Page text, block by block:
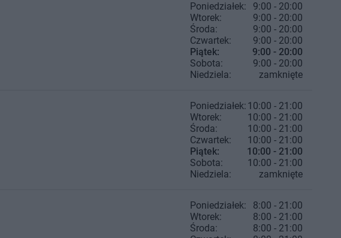
Poniedziałek:
9:00 - 20:00
Wtorek:
9:00 - 20:00
Środa:
9:00 - 20:00
Czwartek:
9:00 - 20:00
Piątek:
9:00 - 20:00
Sobota:
9:00 - 20:00
Niedziela:
zamknięte
Poniedziałek: 10:00 - 21:00
Wtorek:
10:00 - 21:00
Środa:
10:00 - 21:00
Czwartek:
10:00 - 21:00
Piątek:
10:00 - 21:00
Sobota:
10:00 - 21:00
Niedziela:
zamknięte
Poniedziałek:
8:00 - 21:00
Wtorek:
8:00 - 21:00
Środa:
8:00 - 21:00